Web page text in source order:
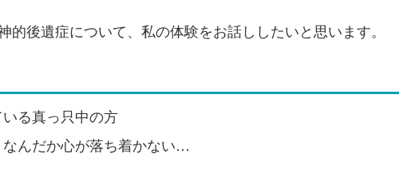
後遺症について、私の体験をお話ししたいと思います。
る真っ只中の方
んだか心が落ち着かない…